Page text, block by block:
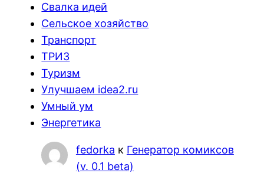
Свалка идей
Сельское хозяйство
Транспорт
ТРИЗ
Туризм
Улучшаем idea2.ru
Умный ум
Энергетика
fedorka к Генератор комиксов
(v. 0.1 beta)